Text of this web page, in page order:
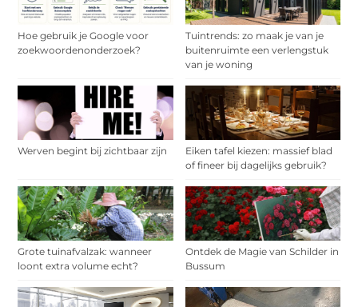
Hoe gebruik je Google voor
zoekwoordenonderzoek?
Tuintrends: zo maak je van je
buitenruimte een verlengstuk
van je woning
Werven begint bij zichtbaar zijn
Eiken tafel kiezen: massief blad
of fineer bij dagelijks gebruik?
Grote tuinafvalzak: wanneer
loont extra volume echt?
Ontdek de Magie van Schilder in
Bussum